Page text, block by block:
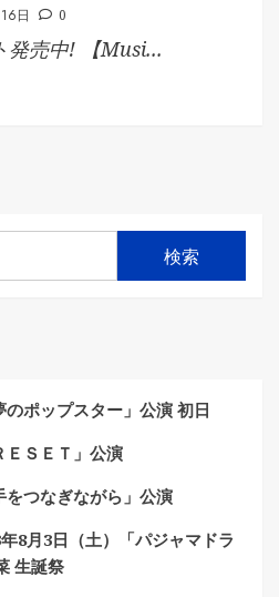
日 0
発売中! 【Musi...
検索
ポップスター」公演 初日
ＥＳＥＴ」公演
をつなぎながら」公演
8月3日（土）「パジャマドラ
生誕祭